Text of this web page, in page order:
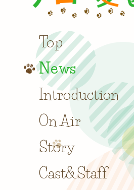
Top
News
Introduction
On Air
Story
Cast&Staff